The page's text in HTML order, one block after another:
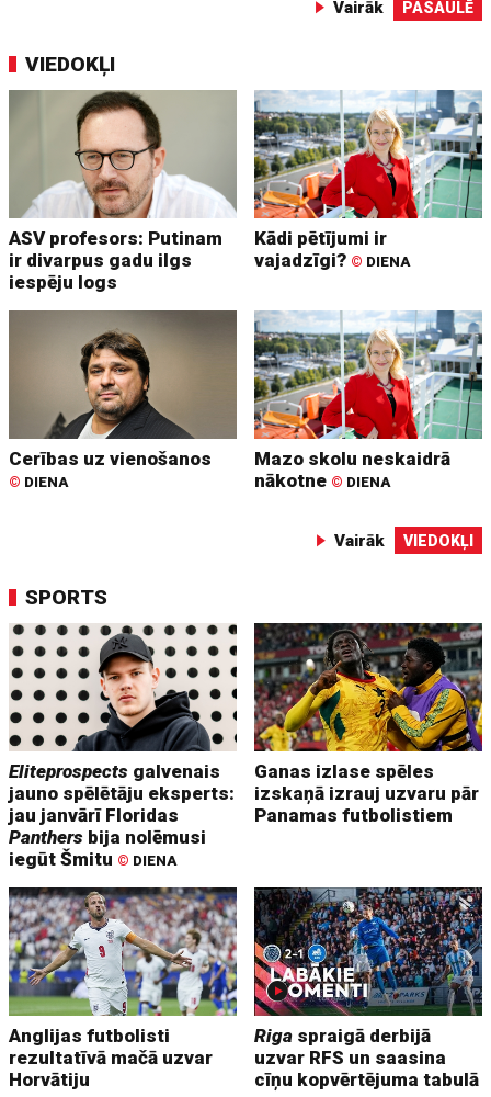
Vairāk PASAULĒ
VIEDOKĻI
ASV profesors: Putinam
ir divarpus gadu ilgs
iespēju logs
Kādi pētījumi ir
vajadzīgi? © DIENA
Cerības uz vienošanos
© DIENA
Mazo skolu neskaidrā
nākotne © DIENA
Vairāk VIEDOKĻI
SPORTS
Eliteprospects galvenais
jauno spēlētāju eksperts:
jau janvārī Floridas
Panthers bija nolēmusi
iegūt Šmitu © DIENA
Ganas izlase spēles
izskaņā izrauj uzvaru pār
Panamas futbolistiem
Anglijas futbolisti
rezultatīvā mačā uzvar
Horvātiju
Riga spraigā derbijā
uzvar RFS un saasina
cīņu kopvērtējuma tabulā